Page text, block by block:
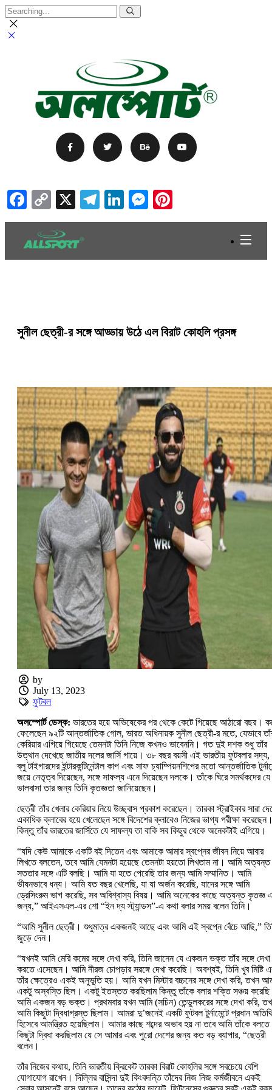
Facebook
Copy
Link
X Telegram
LinkedIn
Messenger
সুনীল ছেত্রী-র সঙ্গে আড্ডায় উঠে এল বিরাট কোহলি প্রসঙ্গ
by
July 13, 2023
ফুটবল
অলস্পোর্ট ডেস্ক: ভারতের হয়ে অভিষেকের পর থেকে কেটে গিয়েছে আঠারো বছর।
ফেলেছেন ৯২টি আন্তর্জাতিক গোল, ভারত অধিনায়ক সুনীল ছেত্রী-র মতে, যেভাবে
কেরিয়ার এগিয়ে গিয়েছে তেমনটা তিনি নিজে কখনও ভাবেননি। গত দুই দশক শুধু তাঁর
উত্থান দেখেছে জাতীয় দলের জার্সি গায়ে। ৩৮ বছর বয়সী এই ভারতীয় ফুটবলার সদ্য,
ব্লু টাইগারদের ইন্টারকন্টিনেন্টাল কাপ এবং সাফ চ্যাম্পিয়নশিপের মতো আন্তর্জাতিক
জয়ে নেতৃত্ব দিয়েছেন, সঙ্গে সাফল্য এনে দিয়েছেন দলকে। তাঁকে ঘিরে সমর্থকদের যে
ভালবাসা তার জন্য তিনি কৃতজ্ঞতা জানিয়েছেন।
ছেত্রী তাঁর খেলার কেরিয়ার নিয়ে উচ্ছ্বাস প্রকাশ করেছে‌ন। তারকা স্ট্রাইকার সারা
একাধিক ক্লাবের হয়ে খেলেছেন সঙ্গে বিদেশের ক্লাবেও নিজের ভাগ্য পরীক্ষা
কিন্তু তাঁর ভারতের জার্সিতে যে সাফল্য তা বাকি সব কিছুর থেকে অনেকটাই এগিয়ে।
“যদি কেউ আমাকে একটি বই দিতেন এবং আমাকে আমার স্বপ্নের জীবন নিয়ে আবার
লিখতে বলতেন, তবে আমি যেমনটা হয়েছে তেমনটা হয়তো লিখতাম না। আমি অত্যন্ত
সততার সঙ্গে এটি বলছি। আমি যা হতে পেরেছি তার জন্য আমি সম্মানিত। আমি
ভীষনভাবে ধন্য। আমি যত বছর খেলেছি, যা যা অর্জন করেছি, যাদের সঙ্গে আমি
ড্রেসিংরুম ভাগ করেছি, সব অবিশ্বাস্য বিষয়। আমি অনেকের কাছে অত্যন্ত কৃতজ্ঞ
জন্য,” আইএসএল-এর শো “ইন দ্য স্ট্যান্ডস”-এ কথা বলার সময় বলেন তিনি।
“আমি সুনীল ছেত্রী। শুধুমাত্র একজনই আছে এবং আমি এই স্বপ্নে বেঁচে আছি,”
জুড়ে দেন।
“যখনই আমি মেরি কমের সঙ্গে দেখা করি, তিনি জানেন যে একজন ভক্ত তাঁর সঙ্গে দেখা
করতে এসেছেন। আমি নীরজ চোপড়ার সৱঙ্গে দেখা করেছি। অবশ্যই, তিনি খুব মিষ্টি
তাঁর ক্ষেত্রেও একই অনুভূতি হয়। আমি যখন মিস্টার বচ্চনের সঙ্গে দেখা করি, তখন
একটু অস্বস্তি ছিল। একটু ইতস্তত করছিলাম কিন্তু তাঁকে বলার শক্তি সঞ্চয় করেছি
আমি একজন বড় ভক্ত। প্রথমবার যখন আমি (সচিন) তেন্ডুলকরের সঙ্গে দেখা করি,
আমি কিছুটা দ্বিধাগ্রস্ত ছিলাম। আমরা দু’জনেই একটি ফুটবল টুর্নামেন্টে প্রধান
হিসেবে আমন্ত্রিত হয়েছিলাম। আমার কাছে শব্দের অভাব হয় না তবে আমি তাঁকে বলতে
কিছুটা দ্বিধা করছিলাম যে সে আমার এবং পুরো দেশের জন্য কত বড় ব্যাপার, “ছেত্রী
বলেন।
তাঁর নিজের কথায়, তিনি ভারতীয় ক্রিকেট তারকা বিরাট কোহলির সঙ্গে সবচেয়ে বেশি
যোগাযোগ রাখেন। দিল্লির বাসিন্দা দুই কিংবদন্তি তাঁদের নিজ নিজ কর্মজীবনে একই